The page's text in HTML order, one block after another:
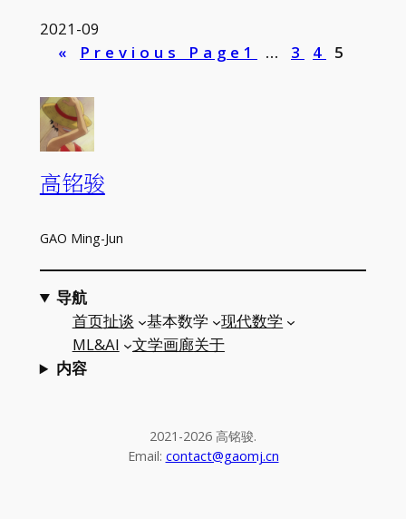
2021-09
«
Previous Page 1 … 3 4 5
高铭骏
GAO Ming-Jun
导航
首页扯谈 基本数学
现代数学
ML&AI
文学画廊关于
内容
2021-2026 高铭骏.
Email: contact@gaomj.cn